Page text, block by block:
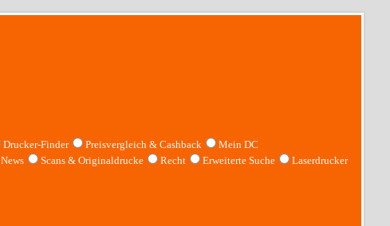
Drucker-Finder Preisvergleich & Cashback
Mein DC
News Scans & Originaldrucke Recht Erweiterte Suche
Laserdrucker